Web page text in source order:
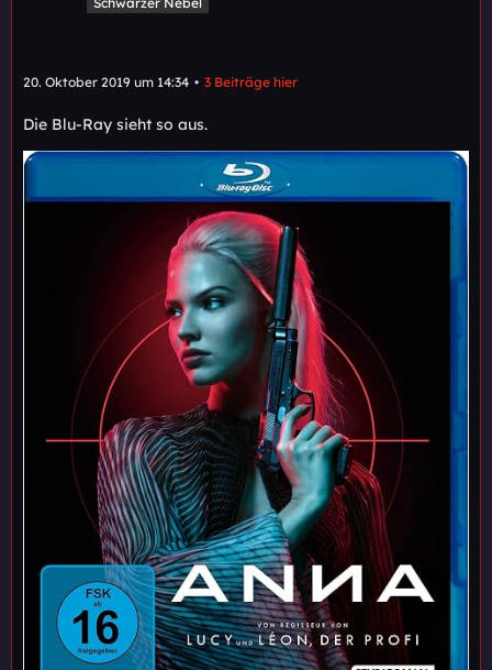
20. Oktober 2019 um 14:34 3 Beiträge hier
Die Blu-Ray sieht so aus.